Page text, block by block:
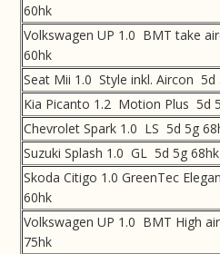
60hk
Volkswagen UP 1.0 BMT take
60hk
Seat Mii 1.0 Style inkl. Aircon 5d
Kia Picanto 1.2 Motion Plus 5d
Chevrolet Spark 1.0 LS 5d 5g
Suzuki Splash 1.0 GL 5d 5g 68hk
Skoda Citigo 1.0 GreenTec
60hk
Volkswagen UP 1.0 BMT High
75hk